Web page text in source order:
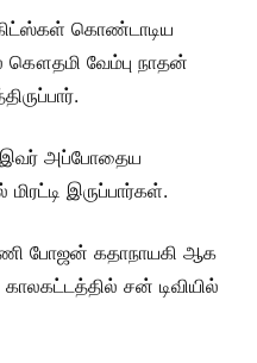
கொண்டாடிய
கௌதமி வேம்பு நாதன்
இவர் அப்போதைய
இருப்பார்கள்.
போஜன் கதாநாயகி ஆக
சன் டிவியில்